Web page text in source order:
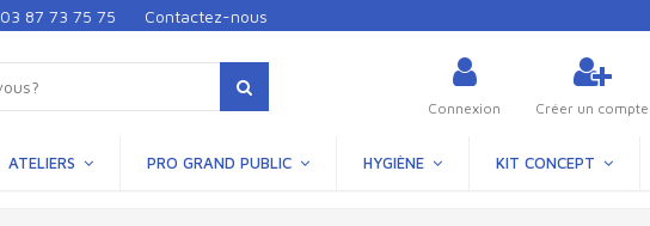
03 87 73 75 75 Contactez-nous
Connexion Créer un compte
ATELIERS PRO GRAND PUBLIC HYGIÈNE KIT CONCEPT